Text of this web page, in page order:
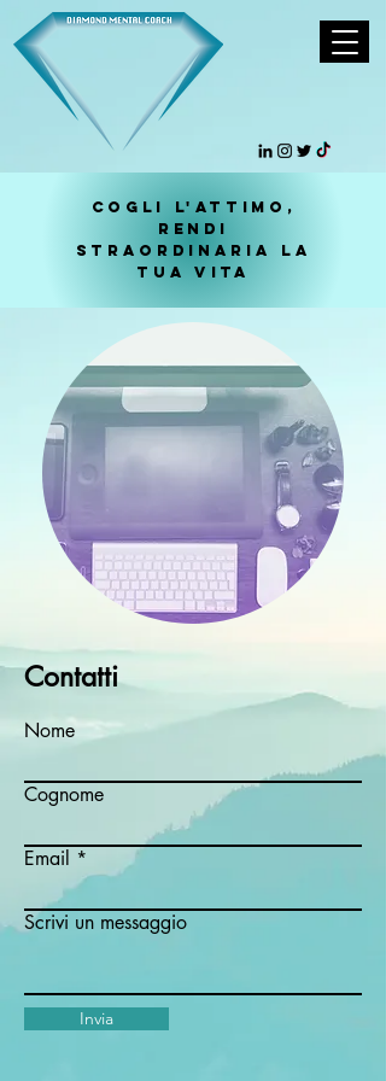
cogli l'attimo,
rendi
straordinaria la
tua vita
Contatti
Nome
Cognome
Email
Scrivi un messaggio
Invia